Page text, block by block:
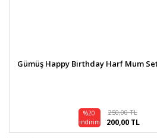
Gümüş Happy Birthday Harf Mum
%20
indirim
250,00 TL
200,00 TL